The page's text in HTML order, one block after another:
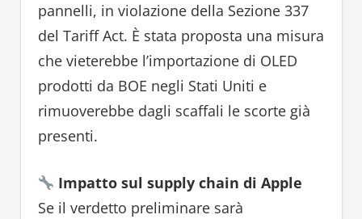
pannelli, in violazione della Sezione 337
del Tariff Act. È stata proposta una misura
che vieterebbe l’importazione di OLED
prodotti da BOE negli Stati Uniti e
rimuoverebbe dagli scaffali le scorte già
presenti.
Impatto sul supply chain di Apple
Se il verdetto preliminare sarà